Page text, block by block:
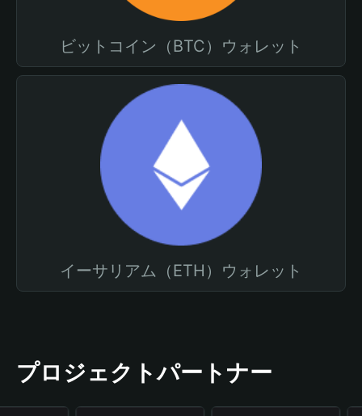
ビットコイン（BTC）ウォレット
イーサリアム（ETH）ウォレット
プロジェクトパートナー